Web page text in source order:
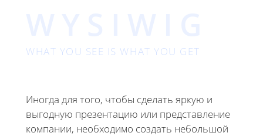
WHAT YOU SEE IS WHAT YOU GET
Иногда для того, чтобы сделать яркую и
выгодную презентацию или представление
компании, необходимо создать небольшой